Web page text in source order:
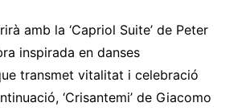
amb la ‘Capriol Suite’ de Peter
inspirada en danses
transmet vitalitat i celebració
‘Crisantemi’ de Giacomo